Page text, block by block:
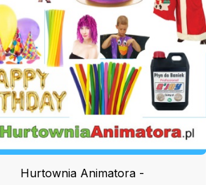
Hurtownia Animatora -